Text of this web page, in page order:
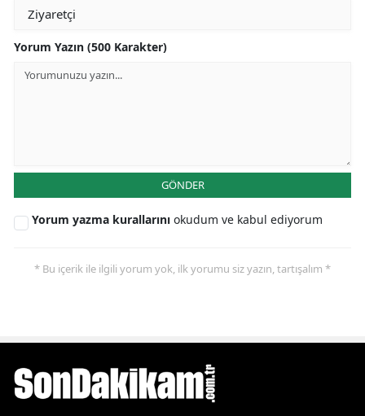
Yorum Yazın (500 Karakter)
GÖNDER
Yorum yazma kurallarını okudum ve kabul ediyorum
* Bu içerik ile ilgili yorum yok, ilk yorumu siz yazın, tartışalım *